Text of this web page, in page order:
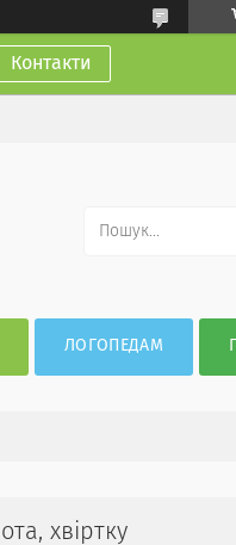
Контакти
ЛОГОПЕДАМ
хвіртку